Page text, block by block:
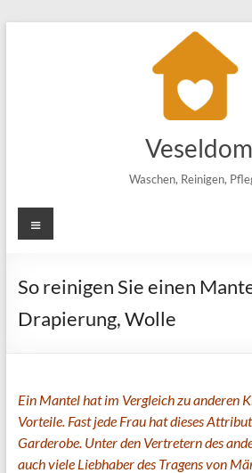
Veseldom
Waschen, Reinigen,
Menü
So reinigen Sie einen
Drapierung, Wolle
Ein Mantel hat im Vergleich zu anderen
Vorteile. Fast jede Frau hat dieses
Garderobe. Unter den Vertretern des
auch viele Liebhaber des Tragens von